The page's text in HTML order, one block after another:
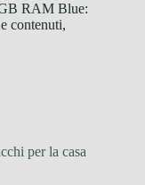
RAM Blue:
contenuti,
per la casa